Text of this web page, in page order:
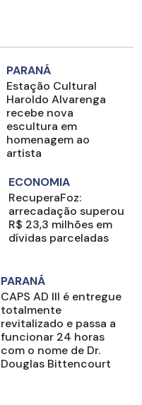
PARANÁ
Estação Cultural
Haroldo Alvarenga
recebe nova
escultura em
homenagem ao
artista
ECONOMIA
RecuperaFoz:
arrecadação superou
R$ 23,3 milhões em
dívidas parceladas
PARANÁ
CAPS AD III é entregue
totalmente
revitalizado e passa a
funcionar 24 horas
com o nome de Dr.
Douglas Bittencourt